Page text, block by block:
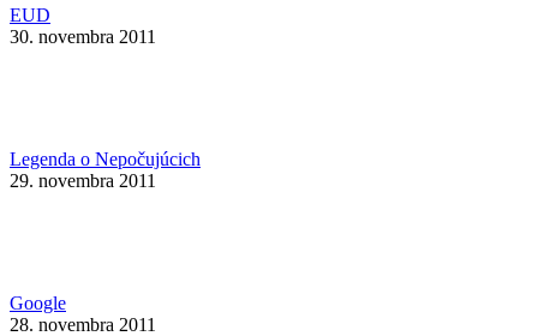
EUD
30. novembra 2011
Legenda o Nepočujúcich
29. novembra 2011
Google
28. novembra 2011